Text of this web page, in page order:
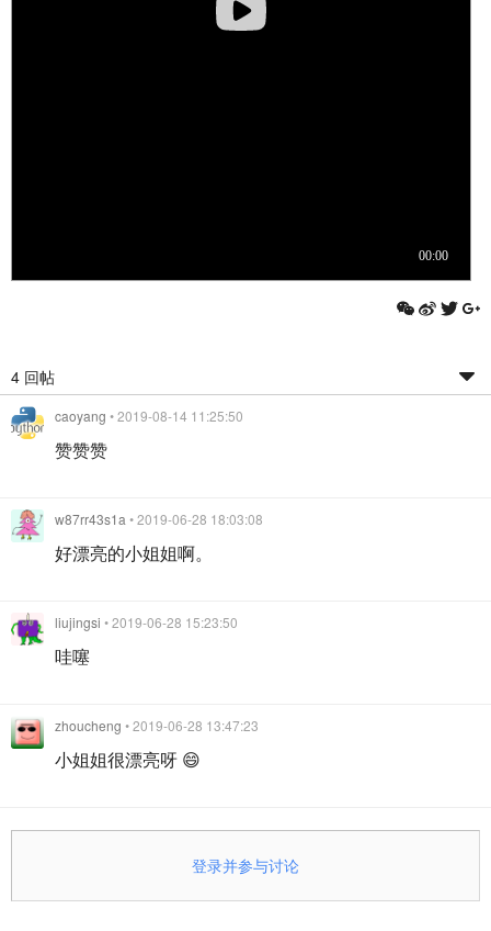
4 回帖
caoyang • 2019-08-14 11:25:50
赞赞赞
w87rr43s1a • 2019-06-28 18:03:08
好漂亮的小姐姐啊。
liujingsi • 2019-06-28 15:23:50
哇噻
zhoucheng • 2019-06-28 13:47:23
小姐姐很漂亮呀 😄
登录并参与讨论